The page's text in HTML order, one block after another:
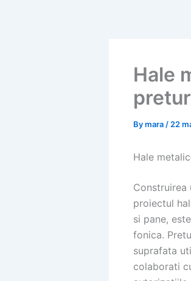
Hale
Bymara / 22
Hale
Construirea
proiectul
si pane,
fonica.
suprafata
colaborati